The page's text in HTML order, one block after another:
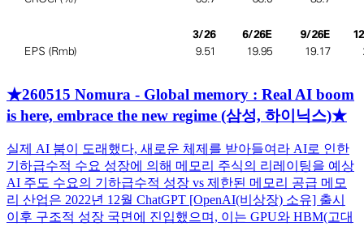
★260515 Nomura - Global memory : Real AI boom
is here, embrace the new regime (삼성, 하이닉스)★
실제 AI 붐이 도래했다, 새로운 체제를 받아들여라 AI로 인한
기하급수적 수요 성장에 의해 메모리 주식의 리레이팅을 예상
AI 주도 수요의 기하급수적 성장 vs 제한된 메모리 공급 메모
리 산업은 2022년 12월 ChatGPT [OpenAI(비상장) 소유] 출시
이후 구조적 성장 국면에 진입했으며, 이는 GPU와 HBM(고대